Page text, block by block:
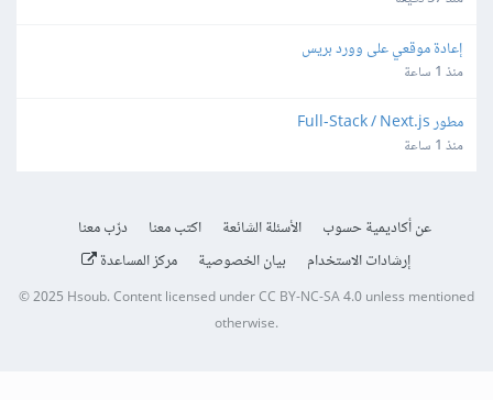
إعادة موقعي على وورد بريس
منذ 1 ساعة
مطور Full-Stack / Next.js
منذ 1 ساعة
عن أكاديمية حسوب الأسئلة الشائعة اكتب معنا
درّب معنا
إرشادات الاستخدام
بيان الخصوصية مركز المساعدة
© 2025 Hsoub.Content licensed underCC BY-NC-SA 4.0unless mentioned
otherwise.